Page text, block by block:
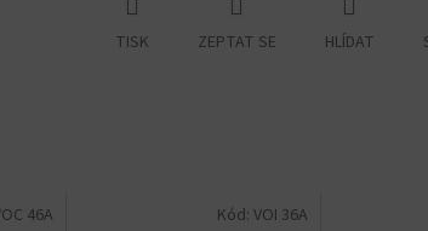
TISK ZEPTAT SE HLÍDAT
46A Kód:VOI 36A